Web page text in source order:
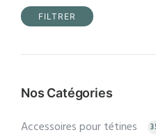
min
max
FILTRER
Nos Catégories
Accessoires pour tétines